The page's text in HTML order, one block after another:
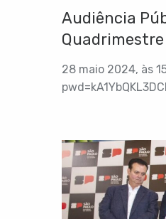
Audiência
28 maio 2024, às